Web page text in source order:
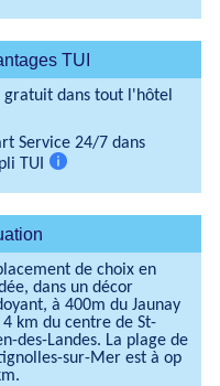
TUI
gratuit dans tout l'hôtel
Service 24/7 dans
TUI
de choix en
dans un décor
à 400m du Jaunay
km du centre de St-
des-Landes. La plage de
sur-Mer est à op